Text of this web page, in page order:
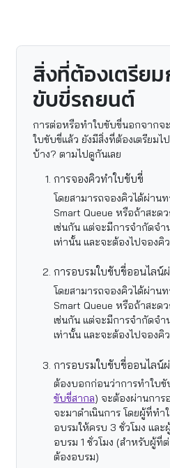
สิ่งที่ต้องเตรีย
ขับขี่รถยนต์
การต่อหรือทําใบขับขี่นอกจากจ
ใบขับขี่แล้ว ยังมีสิ่งที่ต้องเตรียมไ
บ้าง? ตามไปดูกันเลย
การจองคิวทำใบขับขี่
โดยสามารถจองคิวได้ผ่าน
Smart Queue หรือถ้าสะด
เช่นกัน แต่จะมีการจำกัดจำ
เท่านั้น และจะต้องไปจองคิ
การอบรมใบขับขี่ออนไลน์
โดยสามารถจองคิวได้ผ่าน
Smart Queue หรือถ้าสะด
เช่นกัน แต่จะมีการจำกัดจำ
เท่านั้น และจะต้องไปจองคิ
การอบรมใบขับขี่ออนไลน์
ต้องบอกก่อนว่าการทำใบขั
ขับขี่สากล) จะต้องผ่านการ
จะมาดำเนินการ โดยผู้ที่ทำ
อบรมให้ครบ 3 ชั่วโมง แล
อบรม 1 ชั่วโมง (สำหรับผู้ที่
ต้องอบรม)